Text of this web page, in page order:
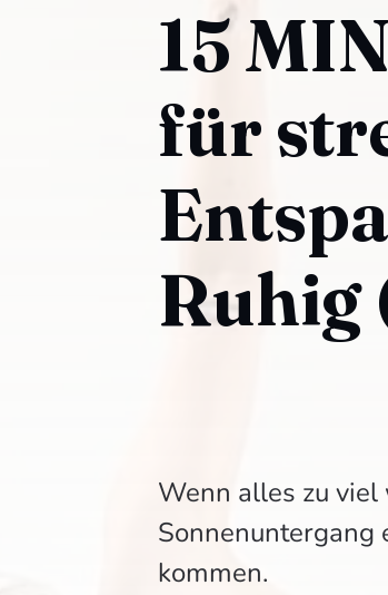
15
für
Ruhig
Wenn alles zu
Sonnenuntergang
kommen.